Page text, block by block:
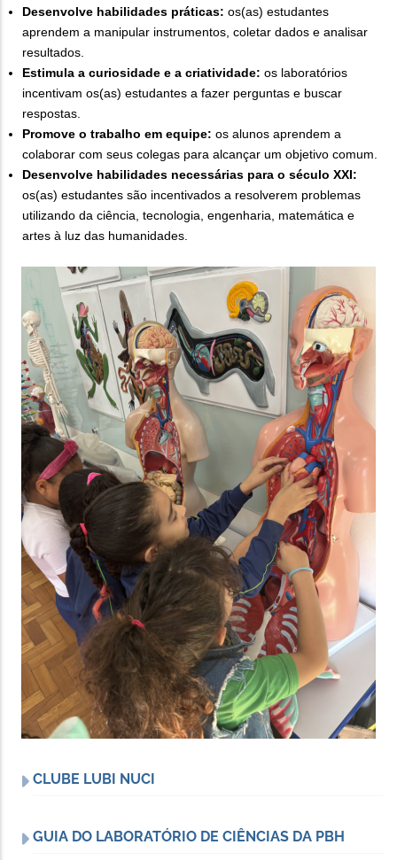
Desenvolve habilidades práticas: os(as) estudantes
aprendem a manipular instrumentos, coletar dados e analisar
resultados.
Estimula a curiosidade e a criatividade: os laboratórios
incentivam os(as) estudantes a fazer perguntas e buscar
respostas.
Promove o trabalho em equipe: os alunos aprendem a
colaborar com seus colegas para alcançar um objetivo comum.
Desenvolve habilidades necessárias para o século XXI:
os(as) estudantes são incentivados a resolverem problemas
utilizando da ciência, tecnologia, engenharia, matemática e
artes à luz das humanidades.
CLUBE LUBI NUCI
GUIA DO LABORATÓRIO DE CIÊNCIAS DA PBH